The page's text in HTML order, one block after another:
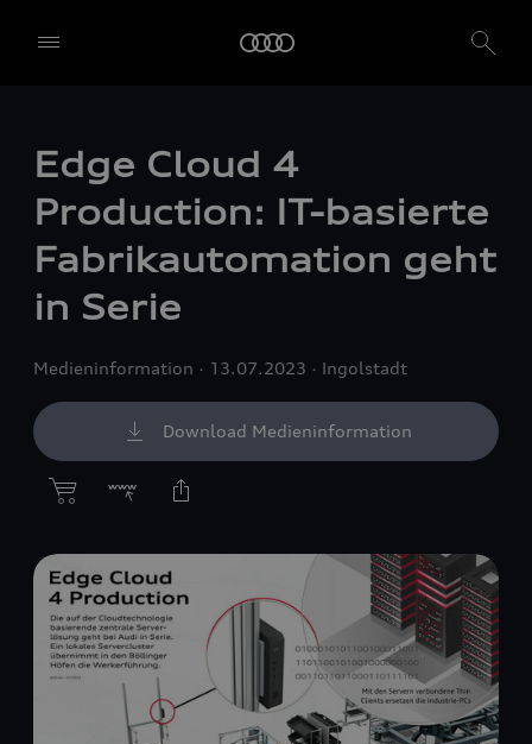
Edge Cloud 4
Production: IT-basierte
Fabrikautomation geht
in Serie
Medieninformation 13.07.2023 Ingolstadt
Download Medieninformation